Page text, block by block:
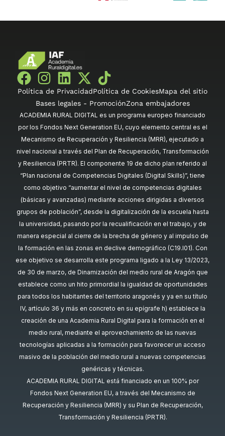
Política de PrivacidadPolítica de CookiesMapa del sitio
Bases legales - PromociónZona embajadores
ACADEMIA RURAL DIGITAL es un programa europeo financiado
por los Fondos Next Generation EU, cuyo elemento central es el
Mecanismo de Recuperación y Resiliencia (MRR), ejecutado a
nivel nacional a través del Plan de Recuperación, Transformación
y Resiliencia (PRTR). El componente 19 de dicho plan referido al
“Plan nacional de Competencias Digitales (Digital Skills)”, tiene
como objetivo “aumentar el nivel de competencias digitales
(básicas y avanzadas) mediante acciones dirigidas a diversos
grupos de población”, desde la digitalización de la escuela hasta
la universidad, pasando por la recualificación en el trabajo, y de
manera especial al cierre de la brecha de género y al impulso de
la formación en las zonas en declive demográfico (C19.I01). Con
ese objetivo se desarrolla este programa ligado a la Ley 13/2023,
de 30 de marzo, de Dinamización del medio rural de Aragón que
establece como un hito primordial la igualdad de oportunidades
para todos los habitantes del territorio aragonés y ya en su título
IV, artículo 36 y más en concreto en su epígrafe h) establece la
creación de una Academia Rural Digital para la formación en el
medio rural, mediante el aprovechamiento de las nuevas
tecnologías aplicadas a la formación para favorecer un acceso
masivo de la población del medio rural a nuevas competencias
genéricas y técnicas.
ACADEMIA RURAL DIGITAL está financiado en un 100% por
Fondos Next Generation EU, a través del Mecanismo de
Recuperación y Resiliencia (MRR) y su Plan de Recuperación,
Transformación y Resiliencia (PRTR).